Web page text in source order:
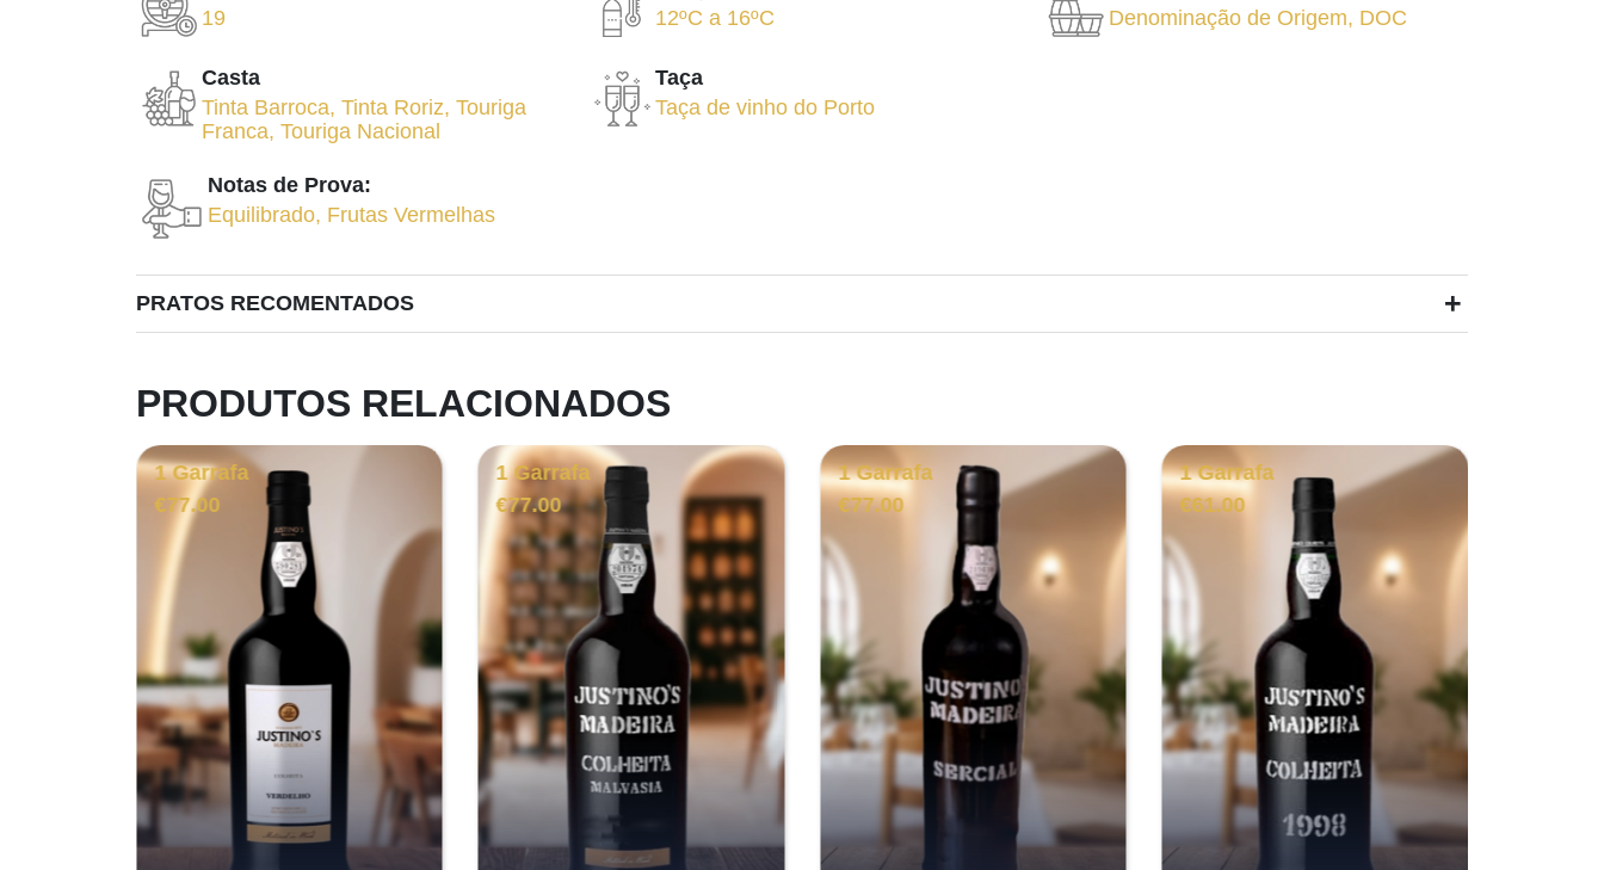
19
12ºC a 16ºC
Denominação de Origem, DOC
Casta
Tinta Barroca, Tinta Roriz, Touriga
Franca, Touriga Nacional
Taça
Taça de vinho do Porto
Notas de Prova:
Equilibrado, Frutas Vermelhas
PRATOS RECOMENTADOS +
PRODUTOS RELACIONADOS
1 Garrafa
€77.00
1 Garrafa
€77.00
1 Garrafa
€77.00
1 Garrafa
€61.00